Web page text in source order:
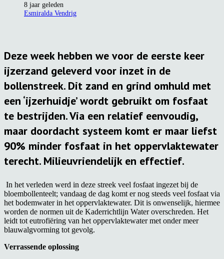
8 jaar geleden
Esmiralda Vendrig
Deze week hebben we voor de eerste keer
ijzerzand geleverd voor inzet in de
bollenstreek. Dit zand en grind omhuld met
een ‘ijzerhuidje’ wordt gebruikt om fosfaat
te bestrijden. Via een relatief eenvoudig,
maar doordacht systeem komt er maar liefst
90% minder fosfaat in het oppervlaktewater
terecht. Milieuvriendelijk en effectief.
In het verleden werd in deze streek veel fosfaat ingezet bij de
bloembollenteelt; vandaag de dag komt er nog steeds veel fosfaat via
het bodemwater in het oppervlaktewater. Dit is onwenselijk, hiermee
worden de normen uit de Kaderrichtlijn Water overschreden. Het
leidt tot eutrofiëring van het oppervlaktewater met onder meer
blauwalgvorming tot gevolg.
Verrassende oplossing